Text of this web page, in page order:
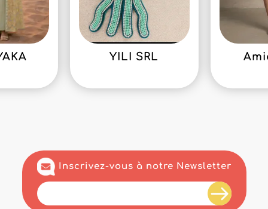
YILI SRL
Inscrivez-vous à notre Newsletter